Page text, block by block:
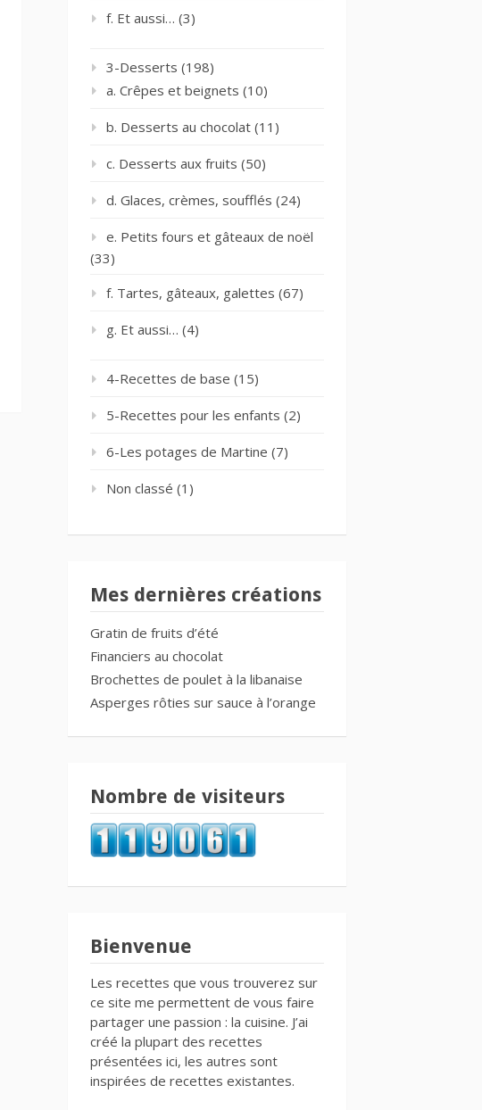
f. Et aussi… (3)
3-Desserts (198)
a. Crêpes et beignets (10)
b. Desserts au chocolat (11)
c. Desserts aux fruits (50)
d. Glaces, crèmes, soufflés (24)
e. Petits fours et gâteaux de noël
(33)
f. Tartes, gâteaux, galettes (67)
g. Et aussi… (4)
4-Recettes de base (15)
5-Recettes pour les enfants (2)
6-Les potages de Martine (7)
Non classé (1)
Mes dernières créations
Gratin de fruits d’été
Financiers au chocolat
Brochettes de poulet à la libanaise
Asperges rôties sur sauce à l’orange
Nombre de visiteurs
Bienvenue
Les recettes que vous trouverez sur
ce site me permettent de vous faire
partager une passion : la cuisine. J’ai
créé la plupart des recettes
présentées ici, les autres sont
inspirées de recettes existantes.